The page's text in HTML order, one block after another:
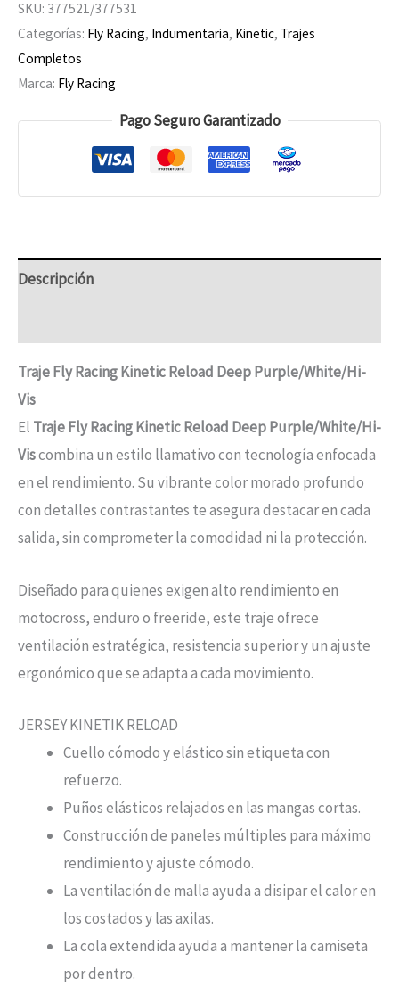
SKU: 377521/377531
Categorías: Fly Racing, Indumentaria, Kinetic, Trajes
Completos
Marca: Fly Racing
Pago Seguro Garantizado
Descripción
Traje Fly Racing Kinetic Reload Deep Purple/White/Hi-
Vis
El Traje Fly Racing Kinetic Reload Deep Purple/White/Hi-
Viscombina un estilo llamativo con tecnología enfocada
en el rendimiento. Su vibrante color morado profundo
con detalles contrastantes te asegura destacar en cada
salida, sin comprometer la comodidad ni la protección.
Diseñado para quienes exigen alto rendimiento en
motocross, enduro o freeride, este traje ofrece
ventilación estratégica, resistencia superior y un ajuste
ergonómico que se adapta a cada movimiento.
JERSEY KINETIK RELOAD
Cuello cómodo y elástico sin etiqueta con
refuerzo.
Puños elásticos relajados en las mangas cortas.
Construcción de paneles múltiples para máximo
rendimiento y ajuste cómodo.
La ventilación de malla ayuda a disipar el calor en
los costados y las axilas.
La cola extendida ayuda a mantener la camiseta
por dentro.